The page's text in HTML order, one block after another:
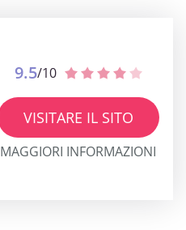
9.5/10
VISITARE IL SITO
MAGGIORI INFORMAZIONI